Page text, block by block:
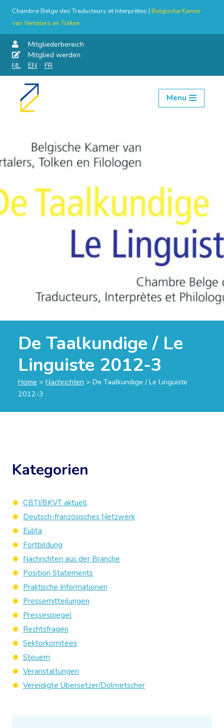
Chambre Belge des Traducteurs et Interprètes | Belgische Kamer
van Vertalers en Tolken
Mitgliederbereich
Mitglied werden
NL
EN FR
Skip
Menu
De Taalkundige / Le
Linguiste 2012-3
Home > Nachrichten > De Taalkundige / Le Linguiste
2012-3
Kategorien
CBTI/BKVT aktuell
Deutsch-französisches Netzwerk
Eulita
Fortbildung
Nachrichten aus der Branche
Position Statements
Praktische Informationen
Pressemitteilungen
Pressespiegel
Rechtsfragen
Sektorkomitees
Steuern
Veranstaltungen
Vereidigte Übersetzer/Dolmetscher